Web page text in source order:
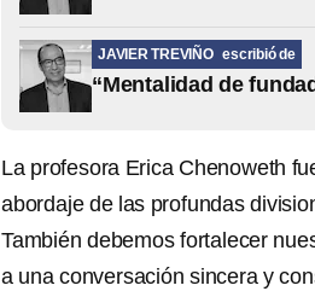
JAVIER TREVIÑO escribió de
“Mentalidad de
La profesora Erica Chenoweth
abordaje de las profundas
También debemos fortalecer
a una conversación sincera y